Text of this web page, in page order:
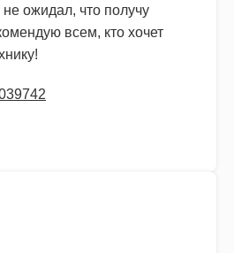
ожидал, что получу
всем, кто хочет